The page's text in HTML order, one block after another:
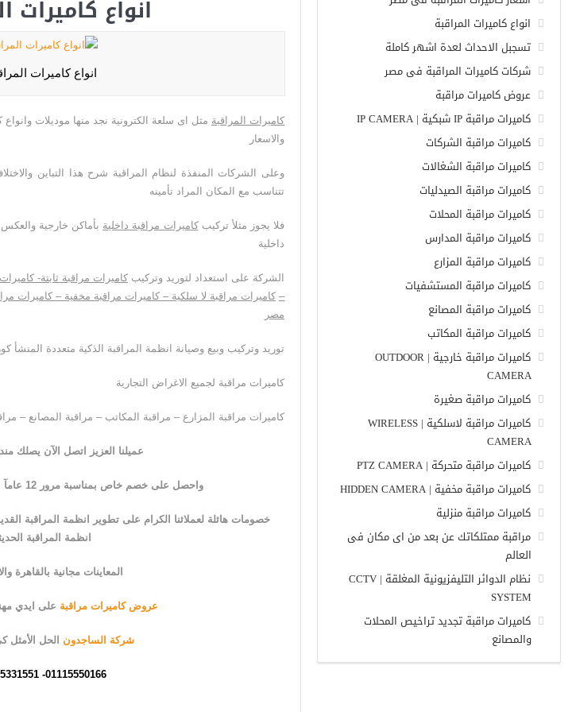
انواع كاميرات
انواع كاميرات
كاميرات المراقبة مثل اى سلعة الكترونية نجد منها موديلات
والاسعار
وعلى الشركات المنفذة لنظام المراقبة شرح هذا التباين
تتناسب مع المكان المراد تأمينه
فلا يجوز مثلأ تركيبكاميرات مراقبة داخلية بأماكن خارجية
داخلية
الشركة على استعداد لتوريد وتركيب كاميرات مراقبة ثابتة-
– كاميرات مراقبة لا سلكية – كاميرات مراقبة مخفية – كاميرات
مصر
توريد وتركيب وبيع وصيانة انظمة المراقبة الذكية متعددة المنشأ
كاميرات مراقبة لجميع الاغراض التجارية
كاميرات مراقبة المزارع – مراقبة المكاتب – مراقبة المصانع –
عميلنا العزيز اتصل الآن يصلك
واحصل على خصم خاص بمناسبة مرور 12 عامآ على إنشاء شركة الساجدون
خصومات هائلة لعملائنا الكرام على تطوير انظمة المراقبة
انظمة المراقبة
المعاينات مجانية بالقاهرة
عروض كاميرات مراقبة على ايدي
شركة الساجدون الحل الأمثل
01115550166- 01005331551
انواع كاميرات المراقبة
تسجبل الاحداث لعدة اشهر كاملة
شركات كاميرات المراقبة فى مصر
عروض كاميرات مراقبة
كاميرات مراقبة IP شبكية | IP CAMERA
كاميرات مراقبة الشركات
كاميرات مراقبة الشغالات
كاميرات مراقبة الصيدليات
كاميرات مراقبة المحلات
كاميرات مراقبة المدارس
كاميرات مراقبة المزارع
كاميرات مراقبة المستشفيات
كاميرات مراقبة المصانع
كاميرات مراقبة المكاتب
كاميرات مراقبة خارجية | OUTDOOR
CAMERA
كاميرات مراقبة صغيرة
كاميرات مراقبة لاسلكية | WIRELESS
CAMERA
كاميرات مراقبة متحركة | PTZ CAMERA
كاميرات مراقبة مخفية | HIDDEN CAMERA
كاميرات مراقبة منزلية
مراقبة ممتلكاتك عن بعد من اى مكان فى
العالم
نظام الدوائر التليفزيونية المغلقة | CCTV
SYSTEM
كاميرات مراقبة تجديد تراخيص المحلات
والمصانع